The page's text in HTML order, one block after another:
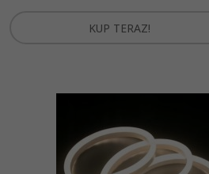
KUP TERAZ!